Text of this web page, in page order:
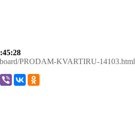
PRODAM-KVARTIRU-14103.html